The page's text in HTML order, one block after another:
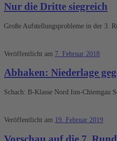
Nur die Dritte siegreich
Große Aufstellungsprobleme in der 3.
Veröffentlicht am 7. Februar 2018
Abhaken: Niederlage
Schach: B-Klasse Nord Inn-
Veröffentlicht am 19. Februar 2019